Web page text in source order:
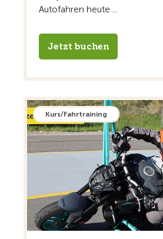
Autofahren heute ...
Jetzt buchen
Kurs/Fahrtraining